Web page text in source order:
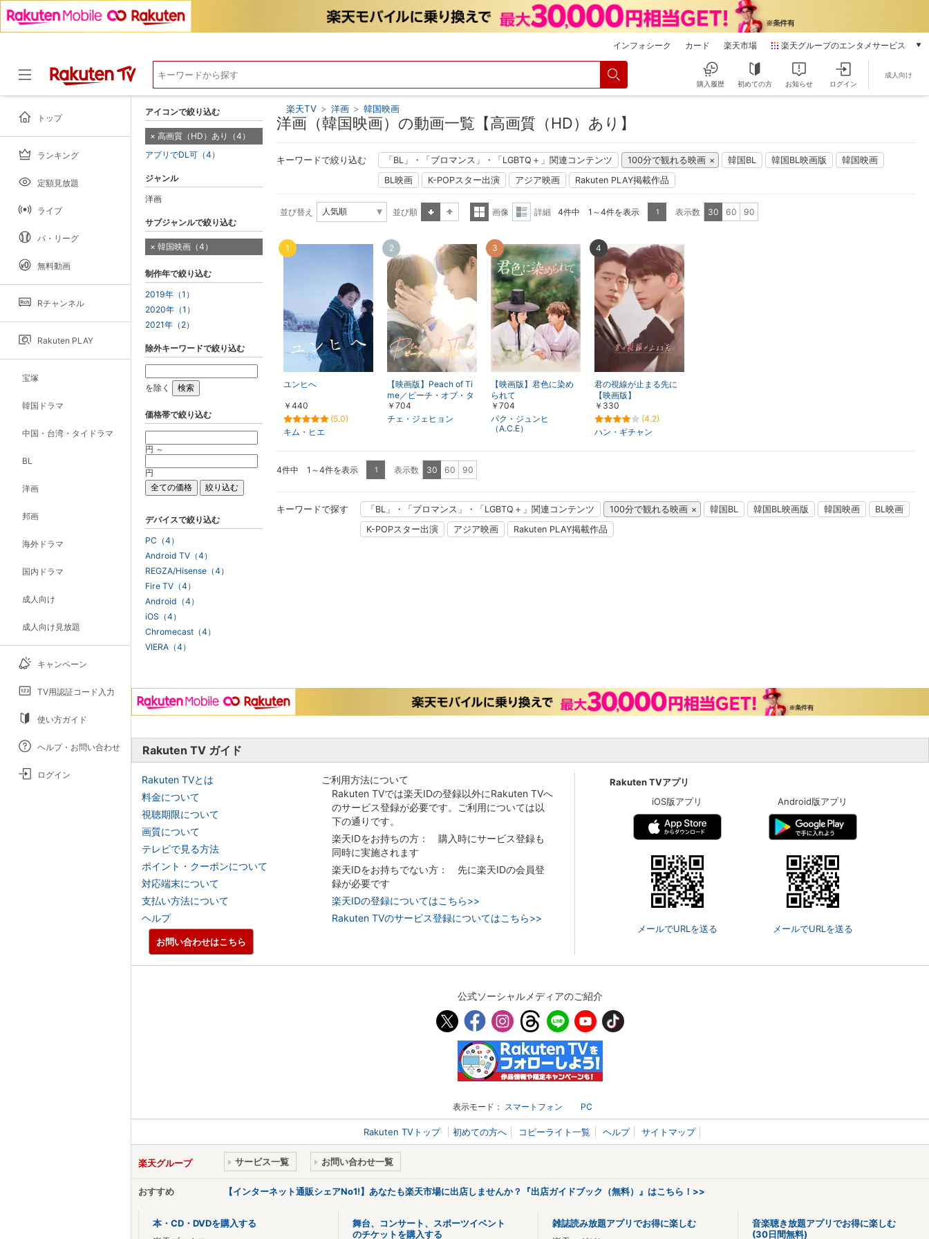
インフォシーク カード 楽天市場 楽天グループのエンタメサービス
本/ゲーム/CD/DVD
雑誌読み放題
動画配信
購入履歴 初めての方 お知らせ ログイン
成人向け
トップ
ランキング
定額見放題
ライブ
パ・リーグ
無料動画
Rチャンネル
Rakuten PLAY
宝塚
韓国ドラマ
中国・台湾・タイドラマ
BL
洋画
邦画
海外ドラマ
国内ドラマ
成人向け
成人向け見放題
キャンペーン
TV用認証コード入力
使い方ガイド
ヘルプ・お問い合わせ
ログイン
楽天TV > 洋画 > 韓国映画
洋画（韓国映画）の動画一覧【高画質（HD）あり】
キーワードで絞り込む 「BL」・「ブロマンス」・「LGBTQ＋」関連コンテンツ 100分で観れる映画 韓国BL 韓国BL映画版
韓国映画
BL映画
K-POPスター出演 アジア映画 Rakuten PLAY掲載作品
並び替え
並び順
表示
画像
表示
詳細 4件中 1～4件を表示 1 表示数 30 60 90
ユンヒへ
￥440
(5.0)
キム・ヒエ
1
【映画版】Peach of Ti
me／ピーチ・オブ・タ
イム
￥704
チェ・ジェヒョン
2
【映画版】君色に染め
られて
￥704
パク・ジュンヒ
（A.C.E）
3
君の視線が止まる先に
【映画版】
￥330
(4.2)
ハン・ギチャン
4
4件中 1～4件を表示 1 表示数 30 60 90
キーワードで探す 「BL」・「ブロマンス」・「LGBTQ＋」関連コンテンツ 100分で観れる映画 韓国BL 韓国BL映画版 韓国映画
BL映画
K-POPスター出演
アジア映画 Rakuten PLAY掲載作品
アイコンで絞り込む
高画質（HD）あり（4）
アプリでDL可（4）
ジャンル
洋画
サブジャンルで絞り込む
韓国映画（4）
制作年で絞り込む
2019年（1）
2020年（1）
2021年（2）
除外キーワードで絞り込む
を除く
価格帯で絞り込む
円 ～
円
デバイスで絞り込む
PC（4）
Android TV（4）
REGZA/Hisense（4）
Fire TV（4）
Android（4）
iOS（4）
Chromecast（4）
VIERA（4）
Rakuten TV ガイド
Rakuten TVとは
料金について
視聴期限について
画質について
テレビで見る方法
ポイント・クーポンについて
対応端末について
支払い方法について
ヘルプ
ご利用方法について
Rakuten TVでは楽天IDの登録以外にRakuten TVへ
のサービス登録が必要です。ご利用については以
下の通りです。
楽天IDをお持ちの方： 購入時にサービス登録も
同時に実施されます
楽天IDをお持ちでない方： 先に楽天IDの会員登
録が必要です
楽天IDの登録についてはこちら>>
Rakuten TVのサービス登録についてはこちら>>
Rakuten TVアプリ
iOS版アプリ
メールでURLを送る
Android版アプリ
メールでURLを送る
お問い合わせはこちら
公式ソーシャルメディアのご紹介
表示モード： スマートフォン PC
Rakuten TVトップ 初めての方へ コピーライト一覧 ヘルプ サイトマップ
楽天グループ サービス一覧 お問い合わせ一覧
おすすめ 【インターネット通販シェアNo1!】あなたも楽天市場に出店しませんか？『出店ガイドブック（無料）』はこちら！>>
本・CD・DVDを購入する
舞台、コンサート、スポーツイベント
のチケットを購入する
雑誌読み放題アプリでお得に楽しむ
音楽聴き放題アプリでお得に楽しむ
(30日間無料)